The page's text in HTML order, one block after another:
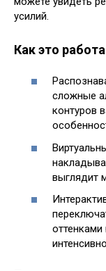
усилий.
Как это
сложные
контуров
выглядит
оттенками